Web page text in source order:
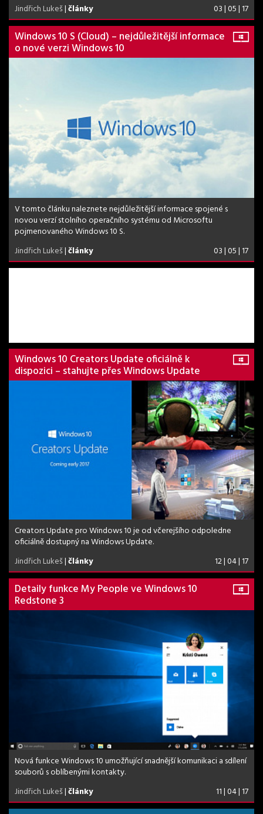
Jindřich Lukeš|články 03 | 05 | 17
Windows 10 S (Cloud) – nejdůležitější informace
o nové verzi Windows 10
V tomto článku naleznete nejdůležitější informace spojené s
novou verzí stolního operačního systému od Microsoftu
pojmenovaného Windows 10 S.
Jindřich Lukeš|články 03 | 05 | 17
Windows 10 Creators Update oficiálně k
dispozici – stahujte přes Windows Update
Creators Update pro Windows 10 je od včerejšího odpoledne
oficiálně dostupný na Windows Update.
Jindřich Lukeš|články 12 | 04 | 17
Detaily funkce My People ve Windows 10
Redstone 3
Nová funkce Windows 10 umožňující snadnější komunikaci a sdílení
souborů s oblíbenými kontakty.
Jindřich Lukeš|články 11 | 04 | 17